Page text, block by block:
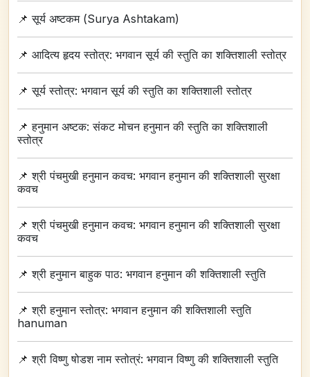
📌सूर्य अष्टकम (Surya Ashtakam)
📌 आदित्य हृदय स्तोत्र: भगवान सूर्य की स्तुति का शक्तिशाली स्तोत्र
📌सूर्य स्तोत्र: भगवान सूर्य की स्तुति का शक्तिशाली स्तोत्र
📌हनुमान अष्टक: संकट मोचन हनुमान की स्तुति का शक्तिशाली
स्तोत्र
📌श्री पंचमुखी हनुमान कवच: भगवान हनुमान की शक्तिशाली सुरक्षा
कवच
📌श्री पंचमुखी हनुमान कवच: भगवान हनुमान की शक्तिशाली सुरक्षा
कवच
📌श्री हनुमान बाहुक पाठ: भगवान हनुमान की शक्तिशाली स्तुति
📌श्री हनुमान स्तोत्र: भगवान हनुमान की शक्तिशाली स्तुति
hanuman
📌श्री विष्णु षोडश नाम स्तोत्रं: भगवान विष्णु की शक्तिशाली स्तुति